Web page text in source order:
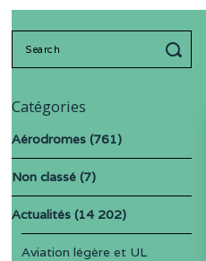
Catégories
Aérodromes (761)
Non classé (7)
Actualités (14 202)
Aviation légère et UL